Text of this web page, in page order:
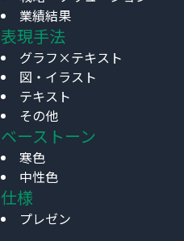
業績結果
表現手法
グラフ×テキスト
図・イラスト
テキスト
その他
ベーストーン
寒色
中性色
仕様
プレゼン